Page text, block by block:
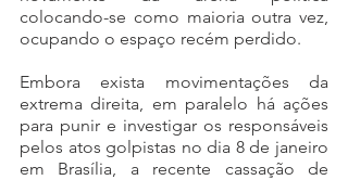
colocando-se como maioria outra vez,
ocupando o espaço recém perdido.
Embora exista movimentações da
extrema direita, em paralelo há ações
para punir e investigar os responsáveis
pelos atos golpistas no dia 8 de janeiro
em Brasília, a recente cassação de